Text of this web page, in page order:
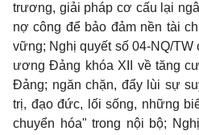
trương, giải pháp cơ cấu lại
nợ công để bảo đảm nền tài
vững; Nghị quyết số 04-NQ/TW
ương Đảng khóa XII về tăng
Đảng; ngăn chặn, đẩy lùi sự
trị, đạo đức, lối sống, những
chuyển hóa" trong nội bộ;